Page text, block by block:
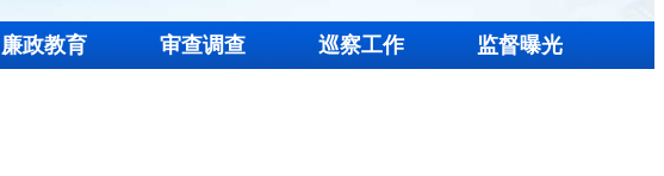
廉政教育 审查调查 巡察工作 监督曝光